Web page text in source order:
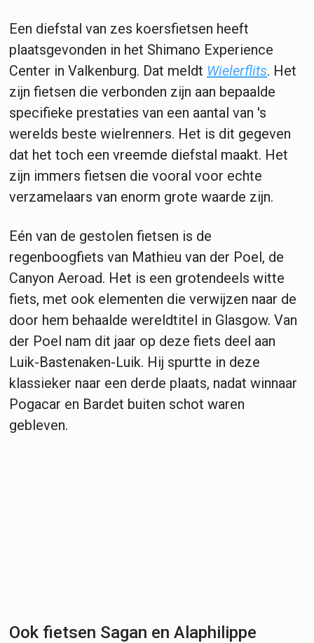
Een diefstal van zes koersfietsen heeft
plaatsgevonden in het Shimano Experience
Center in Valkenburg. Dat meldt Wielerflits. Het
zijn fietsen die verbonden zijn aan bepaalde
specifieke prestaties van een aantal van 's
werelds beste wielrenners. Het is dit gegeven
dat het toch een vreemde diefstal maakt. Het
zijn immers fietsen die vooral voor echte
verzamelaars van enorm grote waarde zijn.
Eén van de gestolen fietsen is de
regenboogfiets van Mathieu van der Poel, de
Canyon Aeroad. Het is een grotendeels witte
fiets, met ook elementen die verwijzen naar de
door hem behaalde wereldtitel in Glasgow. Van
der Poel nam dit jaar op deze fiets deel aan
Luik-Bastenaken-Luik. Hij spurtte in deze
klassieker naar een derde plaats, nadat winnaar
Pogacar en Bardet buiten schot waren
gebleven.
Ook fietsen Sagan en Alaphilippe